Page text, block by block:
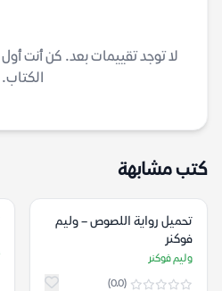
لا توجد تقييمات بعد. كن أنت
الكتاب.
كتب مشابهة
تحميل رواية اللصوص – وليم
فوكنر
وليم فوكنر
(0.0)